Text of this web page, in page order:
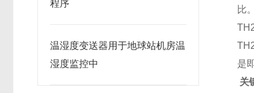
程序
温湿度变送器用于地球站机房温
湿度监控中
比。
是
关